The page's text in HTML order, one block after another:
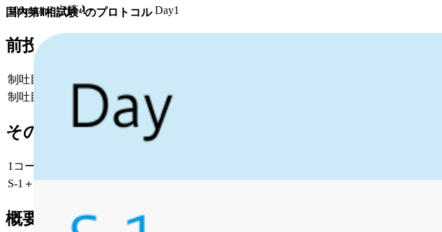
国内第Ⅱ相試験⁴⁾のプロトコル
100mg/m² 点滴 1~ Day1
前投薬
制吐目的：パロノセトロン点滴静注バッグ0.75mg50ｍL＋デキサメタゾン注射液
制吐目的＋アレルギー予防：パロノセトロン点滴静注バッグ0.75mg50ｍL＋デキサメ
その他
1コース21日間｡
S-1＋L-OHPをSOX療法と呼ぶ｡
概要